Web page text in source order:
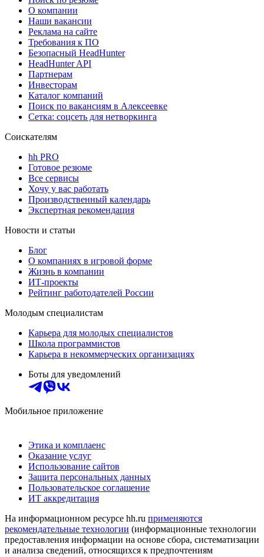
О компании
Наши вакансии
Реклама на сайте
Требования к ПО
Безопасный HeadHunter
HeadHunter API
Партнерам
Инвесторам
Каталог компаний
Поиск по вакансиям в Алексеевке
Сетка: соцсеть для нетворкинга
Соискателям
hh PRO
Готовое резюме
Все сервисы
Хочу у вас работать
Производственный календарь
Экспертная рекомендация
Новости и статьи
Блог
О компаниях в игровой форме
Жизнь в компании
ИТ-проекты
Рейтинг работодателей России
Молодым специалистам
Карьера для молодых специалистов
Школа программистов
Карьера в некоммерческих организациях
Боты для уведомлений
Мобильное приложение
Этика и комплаенс
Оказание услуг
Использование сайтов
Защита персональных данных
Пользовательское соглашение
ИТ аккредитация
На информационном ресурсе hh.ru применяются
рекомендательные технологии (информационные технологии
предоставления информации на основе сбора, систематизации
и анализа сведений, относящихся к предпочтениям